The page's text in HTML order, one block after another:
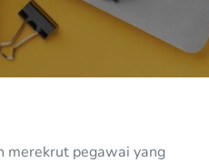
merekrut pegawai yang